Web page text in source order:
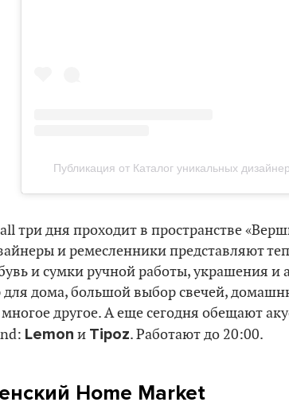
Публикация от Каталог уникальных
три дня проходит в пространстве
и ремесленники представляют
и сумки ручной работы, украшения и
для дома, большой выбор свечей,
другое. А еще сегодня обещают
Lemon и Tipoz. Работают до 20:00.
Home Market